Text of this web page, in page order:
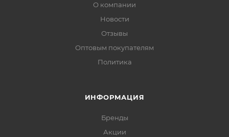
О компании
Новости
Отзывы
Оптовым покупателям
Политика
ИНФОРМАЦИЯ
Бренды
Акции